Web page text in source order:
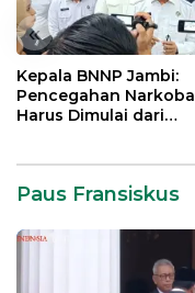
«
Kepala BNNP Jambi:
Pencegahan Narkoba
Harus Dimulai dari
Paus Fransiskus